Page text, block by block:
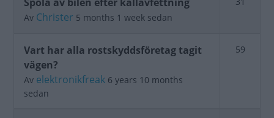
ämne
Av Christer 5 months 1 week sedan
Stängt
ämne
Vart har alla rostskyddsföretag tagit
vägen?
Av elektronikfreak 6 years 10 months
sedan
59